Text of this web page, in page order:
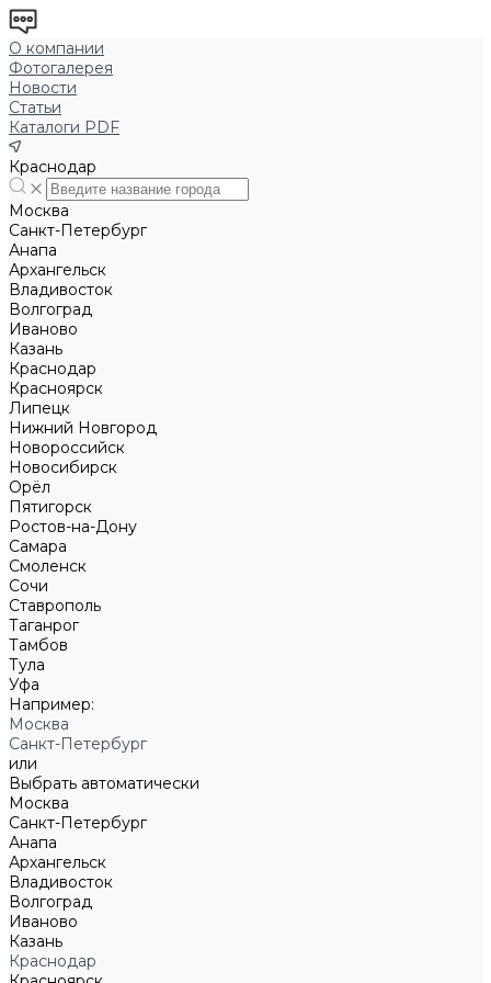
О компании
Фотогалерея
Новости
Статьи
Каталоги PDF
Краснодар
Москва
Санкт-Петербург
Анапа
Архангельск
Владивосток
Волгоград
Иваново
Казань
Краснодар
Красноярск
Липецк
Нижний Новгород
Новороссийск
Новосибирск
Орёл
Пятигорск
Ростов-на-Дону
Самара
Смоленск
Сочи
Ставрополь
Таганрог
Тамбов
Тула
Уфа
Например:
Москва
Санкт-Петербург
или
Выбрать автоматически
Москва
Санкт-Петербург
Анапа
Архангельск
Владивосток
Волгоград
Иваново
Казань
Краснодар